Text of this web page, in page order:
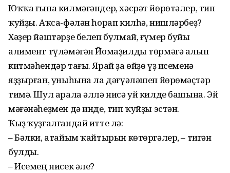
Юҡҡа ғына килмәгәндер, хәсрәт йөрөтәлер, тип
ҡуйҙы. Аҡса-фәлән һорап килһә, нишләрбеҙ?
Хәҙер йәштәрҙе белеп булмай, ғүмер буйы
алимент түләмәгән Йомаҙилды төрмәгә алып
китмәһендәр тағы. Ярай ҙа өйҙө үҙ исеменә
яҙҙырған, уныһына ла дәғүәләшеп йөрөмәҫтәр
тимә. Шул арала әллә нисә уй килде башына. Эй
мәғәнәһеҙмен дә инде, тип ҡуйҙы эстән.
Ҡыҙ ҡуҙғалғандай итте лә:
– Бәлки, атайым ҡайтырын көтөргәлер, – тигән
булды.
– Исемең нисек әле?